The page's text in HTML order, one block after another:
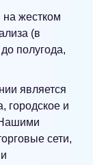
на жестком
(в
полугода,
является
городское и
сети,